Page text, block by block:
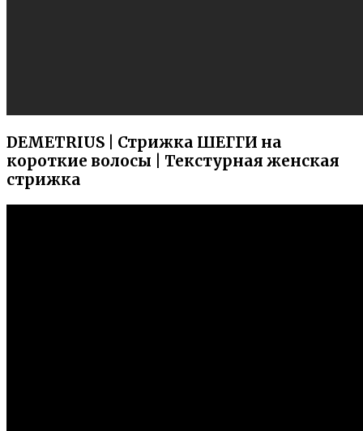
DEMETRIUS | Стрижка ШЕГГИ на
короткие волосы | Текстурная женская
стрижка